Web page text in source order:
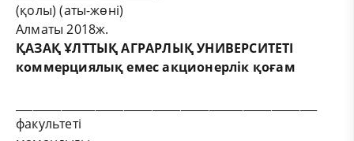
(қолы) (аты-жөні)
Алматы 2018ж.
ҚАЗАҚ ҰЛТТЫҚ АГРАРЛЫҚ УНИВЕРСИТЕТІ
коммерциялық емес акционерлік қоғам
факультеті